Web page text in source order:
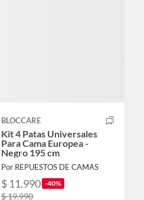
BLOCCARE
Kit 4 Patas Universales
Para Cama Europea -
Negro 195 cm
Por REPUESTOS DE CAMAS
$ 11.990 -40%
$ 19.990